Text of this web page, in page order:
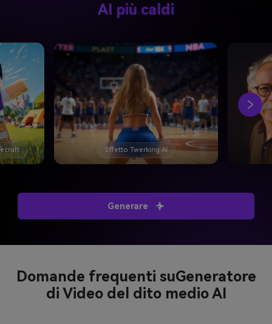
AI più caldi
Effetto Twerking AI
Generare
Domande frequenti suGeneratore
di Video del dito medio AI